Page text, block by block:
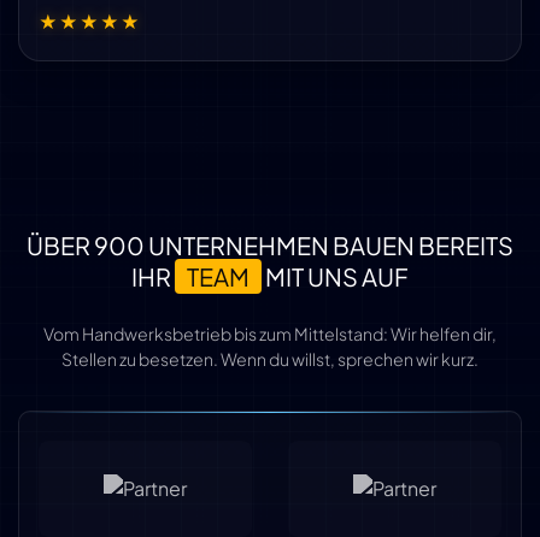
★★★★★
ÜBER 900 UNTERNEHMEN BAUEN BEREITS
IHR TEAM MIT UNS AUF
Vom Handwerksbetrieb bis zum Mittelstand: Wir helfen dir,
Stellen zu besetzen. Wenn du willst, sprechen wir kurz.